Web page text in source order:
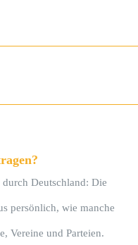
Deutschland: Die
persönlich, wie manche
Vereine und Parteien.